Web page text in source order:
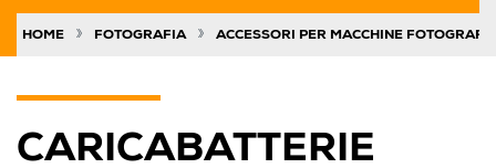
HOME » FOTOGRAFIA » ACCESSORI PER MACCHINE
CARICABATTERIE